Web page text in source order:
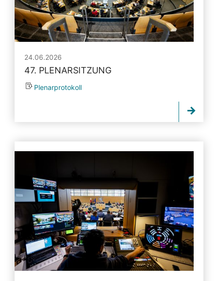
24.06.2026
47. PLENARSITZUNG
Plenarprotokoll